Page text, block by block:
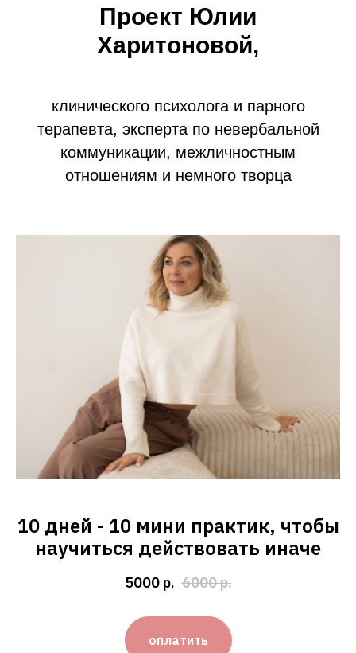
Проект Юлии
Харитоновой,
клинического психолога и парного
терапевта, эксперта по невербальной
коммуникации, межличностным
отношениям и немного творца
10 дней - 10 мини практик, чтобы
научиться действовать иначе
5000 р. 6000р.
оплатить